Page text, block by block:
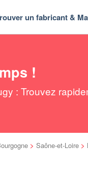
un fabricant &
!
: Trouvez
> Saône-et-Loire >